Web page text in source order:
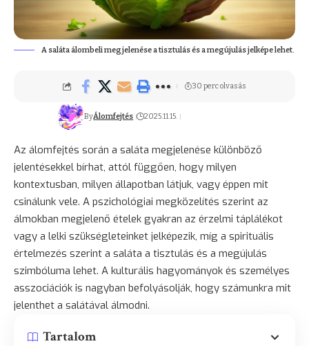
A saláta álombeli megjelenése a tisztulás és a megújulás jelképe lehet.
ByÁlomfejtés 2025.11.15.
30 perc olvasás
Az álomfejtés során a saláta megjelenése különböző
jelentésekkel bírhat, attól függően, hogy milyen
kontextusban, milyen állapotban látjuk, vagy éppen mit
csinálunk vele. A pszichológiai megközelítés szerint az
álmokban megjelenő ételek gyakran az érzelmi táplálékot
vagy a lelki szükségleteinket jelképezik, míg a spirituális
értelmezés szerint a saláta a tisztulás és a megújulás
szimbóluma lehet. A kulturális hagyományok és személyes
asszociációk is nagyban befolyásolják, hogy számunkra mit
jelenthet a salátával álmodni.
Tartalom